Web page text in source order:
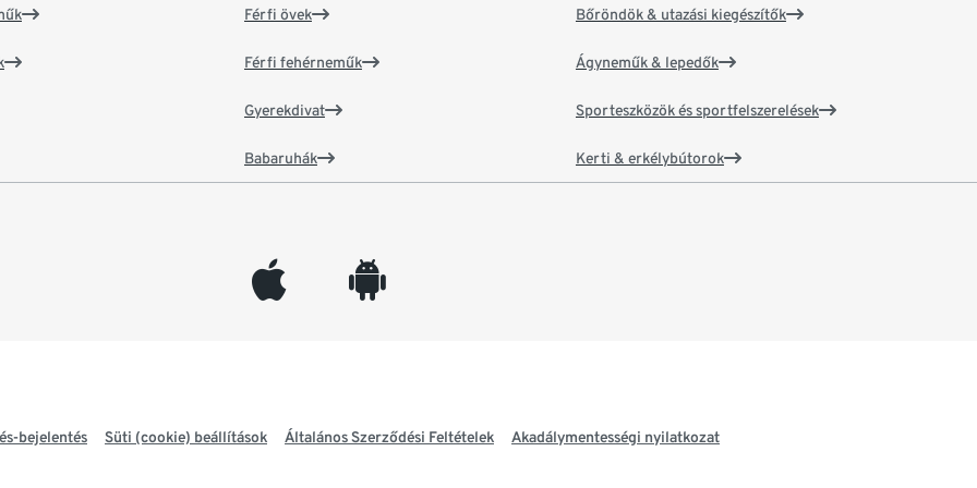
Férfi övek
Férfi fehérneműk
Gyerekdivat
Babaruhák
Bőröndök & utazási kiegészítők
Ágyneműk & lepedők
Sporteszközök és sportfelszerelések
Kerti & erkélybútorok
appleinc android
bejelentés Süti (cookie) beállítások Általános Szerződési Feltételek Akadálymentességi nyilatkozat